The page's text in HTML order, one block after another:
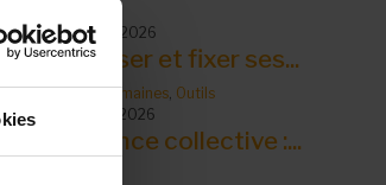
10 septembre 2026
S’organiser et fixer ses...
Ressources humaines Outils
14 septembre 2026
Intelligence collective :...